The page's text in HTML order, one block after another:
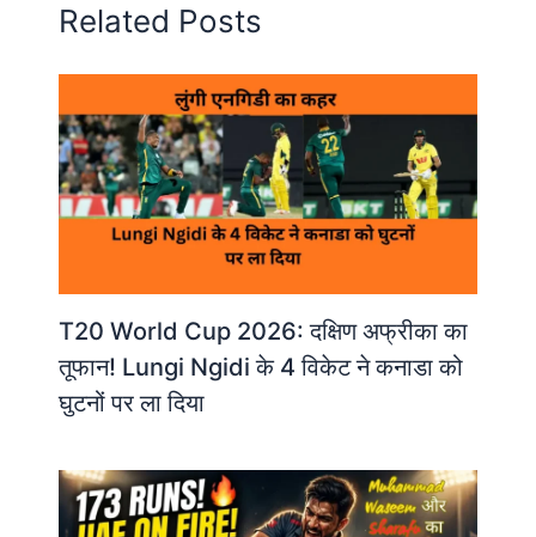
Related Posts
T20 World Cup 2026: दक्षिण अफ्रीका का
तूफान! Lungi Ngidi के 4 विकेट ने कनाडा को
घुटनों पर ला दिया